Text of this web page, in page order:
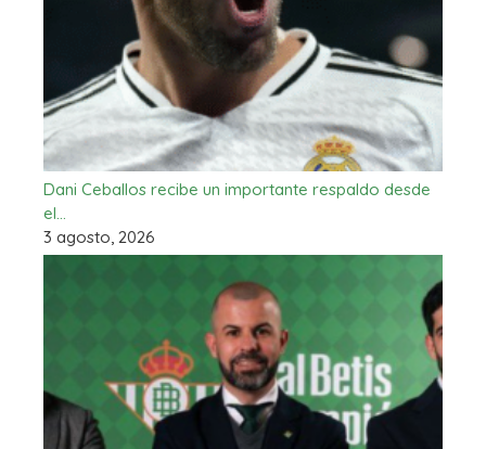
Dani Ceballos recibe un importante respaldo desde
el…
3 agosto, 2026